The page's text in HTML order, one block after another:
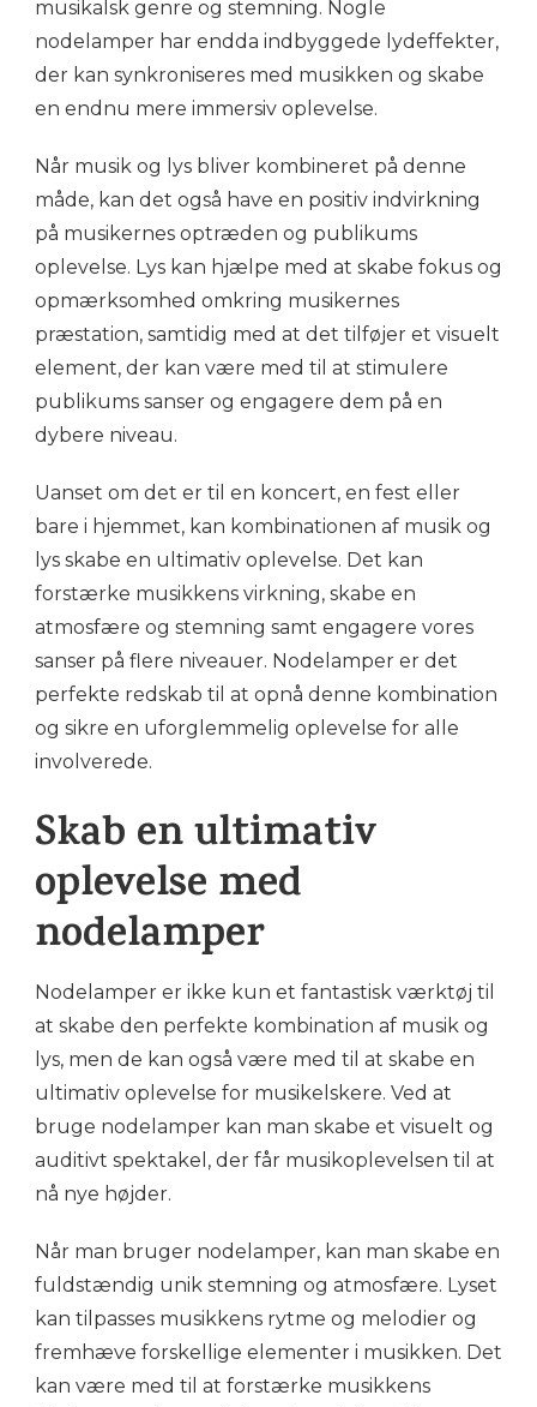
musikalsk genre og stemning. Nogle
nodelamper har endda indbyggede lydeffekter,
der kan synkroniseres med musikken og skabe
en endnu mere immersiv oplevelse.
Når musik og lys bliver kombineret på denne
måde, kan det også have en positiv indvirkning
på musikernes optræden og publikums
oplevelse. Lys kan hjælpe med at skabe fokus og
opmærksomhed omkring musikernes
præstation, samtidig med at det tilføjer et visuelt
element, der kan være med til at stimulere
publikums sanser og engagere dem på en
dybere niveau.
Uanset om det er til en koncert, en fest eller
bare i hjemmet, kan kombinationen af musik og
lys skabe en ultimativ oplevelse. Det kan
forstærke musikkens virkning, skabe en
atmosfære og stemning samt engagere vores
sanser på flere niveauer. Nodelamper er det
perfekte redskab til at opnå denne kombination
og sikre en uforglemmelig oplevelse for alle
involverede.
Skab en ultimativ
oplevelse med
nodelamper
Nodelamper er ikke kun et fantastisk værktøj til
at skabe den perfekte kombination af musik og
lys, men de kan også være med til at skabe en
ultimativ oplevelse for musikelskere. Ved at
bruge nodelamper kan man skabe et visuelt og
auditivt spektakel, der får musikoplevelsen til at
nå nye højder.
Når man bruger nodelamper, kan man skabe en
fuldstændig unik stemning og atmosfære. Lyset
kan tilpasses musikkens rytme og melodier og
fremhæve forskellige elementer i musikken. Det
kan være med til at forstærke musikkens